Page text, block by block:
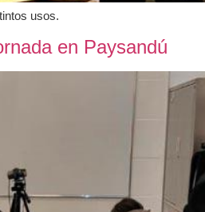
usos.
en Paysandú